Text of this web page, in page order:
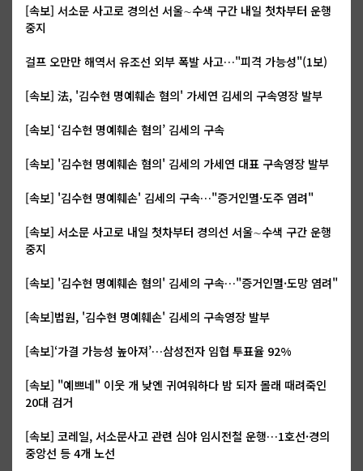
[속보] 서소문 사고로 경의선 서울∼수색 구간 내일 첫차부터 운행
중지
걸프 오만만 해역서 유조선 외부 폭발 사고…"피격 가능성"(1보)
[속보] 法, '김수현 명예훼손 혐의' 가세연 김세의 구속영장 발부
[속보] ‘김수현 명예훼손 혐의’ 김세의 구속
[속보] '김수현 명예훼손 혐의' 김세의 가세연 대표 구속영장 발부
[속보] '김수현 명예훼손' 김세의 구속…"증거인멸·도주 염려"
[속보] 서소문 사고로 내일 첫차부터 경의선 서울∼수색 구간 운행
중지
[속보] '김수현 명예훼손 혐의' 김세의 구속…"증거인멸·도망 염려"
[속보]법원, '김수현 명예훼손' 김세의 구속영장 발부
[속보]‘가결 가능성 높아져’…삼성전자 임협 투표율 92%
[속보] "예쁘네" 이웃 개 낮엔 귀여워하다 밤 되자 몰래 때려죽인
20대 검거
[속보] 코레일, 서소문사고 관련 심야 임시전철 운행…1호선·경의
중앙선 등 4개 노선